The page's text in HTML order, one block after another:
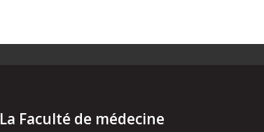
La Faculté de médecine